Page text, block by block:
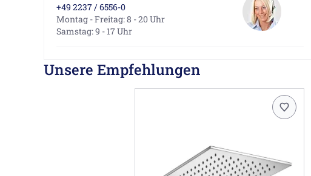
+49 2237 / 6556-0
Montag - Freitag: 8 - 20 Uhr
Samstag: 9 - 17 Uhr
Unsere Empfehlungen